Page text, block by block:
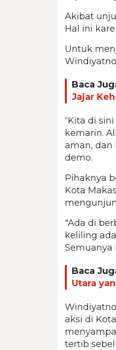
Akibat
Hal ini
Untuk
Baca
Jajar
“Kita di
kemarin.
aman, dan
demo.
Pihaknya
Kota
"Ada di
keliling
Semuanya
Baca
Utara
aksi di
tertib